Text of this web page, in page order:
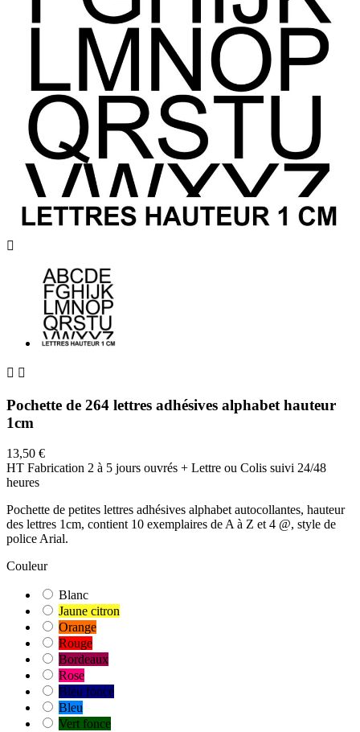

 
Pochette de 264 lettres adhésives alphabet hauteur
1cm
13,50 €
HT Fabrication 2 à 5 jours ouvrés + Lettre ou Colis suivi 24/48
heures
Pochette de petites lettres adhésives alphabet autocollantes, hauteur
des lettres 1cm, contient 10 exemplaires de A à Z et 4 @, style de
police Arial.
Couleur
Blanc
Jaune citron
Orange
Rouge
Bordeaux
Rose
Bleu foncé
Bleu
Vert fonce